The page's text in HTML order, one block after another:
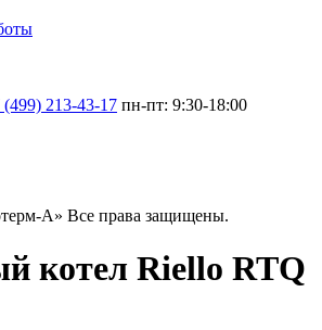
(499) 213-43-17 пн-пт: 9:30-18:00
А» Все права защищены.
котел Riello RTQ